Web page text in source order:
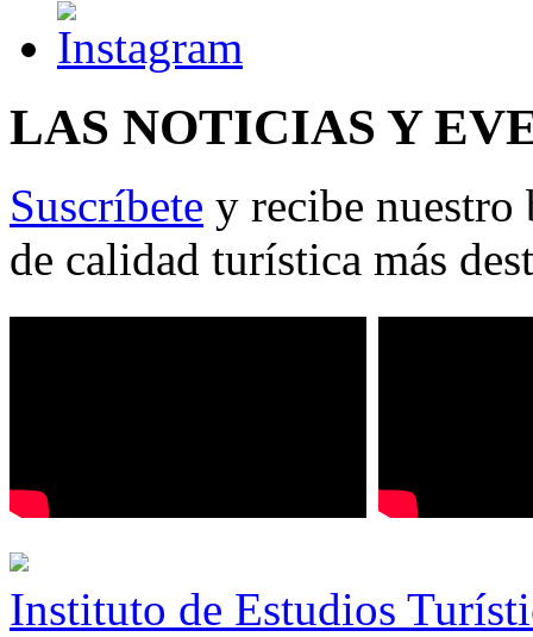
LAS NOTICIAS Y
Suscríbete y recibe nuestro
de calidad turística más
Instituto de Estudios